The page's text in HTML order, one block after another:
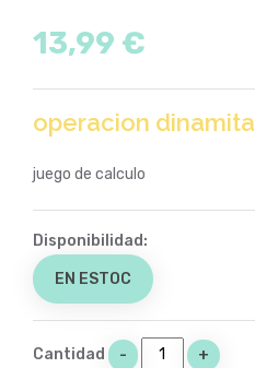
13,99 €
operacion dinamita
juego de calculo
Disponibilidad:
EN ESTOC
Cantidad - +